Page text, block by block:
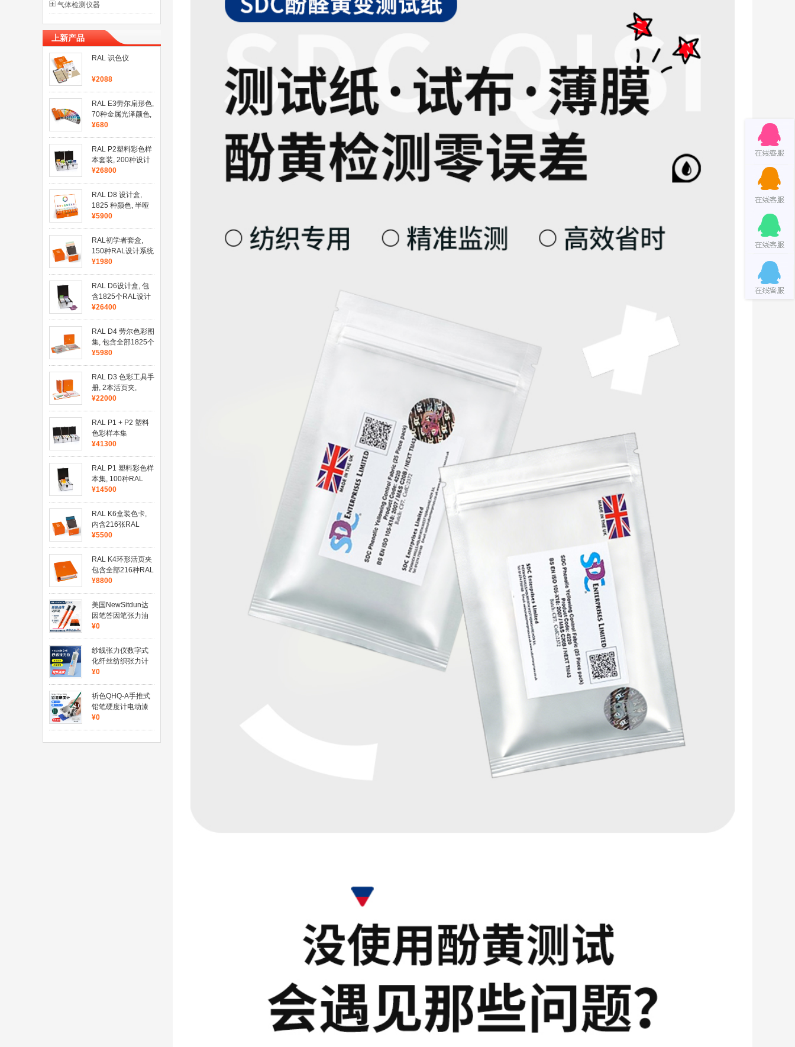
气体检测仪器
上新产品
RAL 识色仪
¥2088
RAL E3劳尔扇形色,
70种金属光泽颜色,
420 种纯色,半哑光
¥680
RAL P2塑料彩色样
本套装, 200种设计
系统色
¥26800
RAL D8 设计盒,
1825 种颜色, 半哑
光, 8本色卡
¥5900
RAL初学者套盒,
150种RAL设计系统
PLUS颜色
¥1980
RAL D6设计盒, 包
含1825个RAL设计
系统及彩色
¥26400
RAL D4 劳尔色彩图
集, 包含全部1825个
RAL设计系统及颜
色
¥5980
RAL D3 色彩工具手
册, 2本活页夹,
1825种颜色
¥22000
RAL P1 + P2 塑料
色彩样本集
¥41300
RAL P1 塑料彩色样
本集, 100种RAL
Classic颜色
¥14500
RAL K6盒装色卡,
内含216张RAL
CLASSIC单张纸张,
A6格式
¥5500
RAL K4环形活页夹
包含全部216种RAL
CLASSIC颜色
¥8800
美国NewSitdun达
因笔答因笔张力油
污测试达因值测试
笔电晕测试笔
¥0
纱线张力仪数字式
化纤丝纺织张力计
Y2301电子式加弹
机张力测试仪
¥0
祈色QHQ-A手推式
铅笔硬度计电动漆
膜硬度测试仪三合
一1000g油漆硬度
¥0